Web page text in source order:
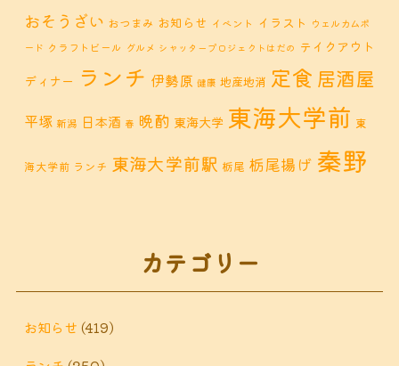
おそうざい おつまみ お知らせ イベント イラスト ウェルカムボ
ード クラフトビール グルメ シャッタープロジェクトはだの テイクアウト
ディナー ランチ 伊勢原 健康 地産地消 定食 居酒屋
平塚 新潟 日本酒 春 晩酌 東海大学 東海大学前 東
海大学前 ランチ 東海大学前駅 栃尾 栃尾揚げ 秦野
鶴巻 カフェ
ィナー鶴巻 ランチ
カテゴリー
お知らせ (419)